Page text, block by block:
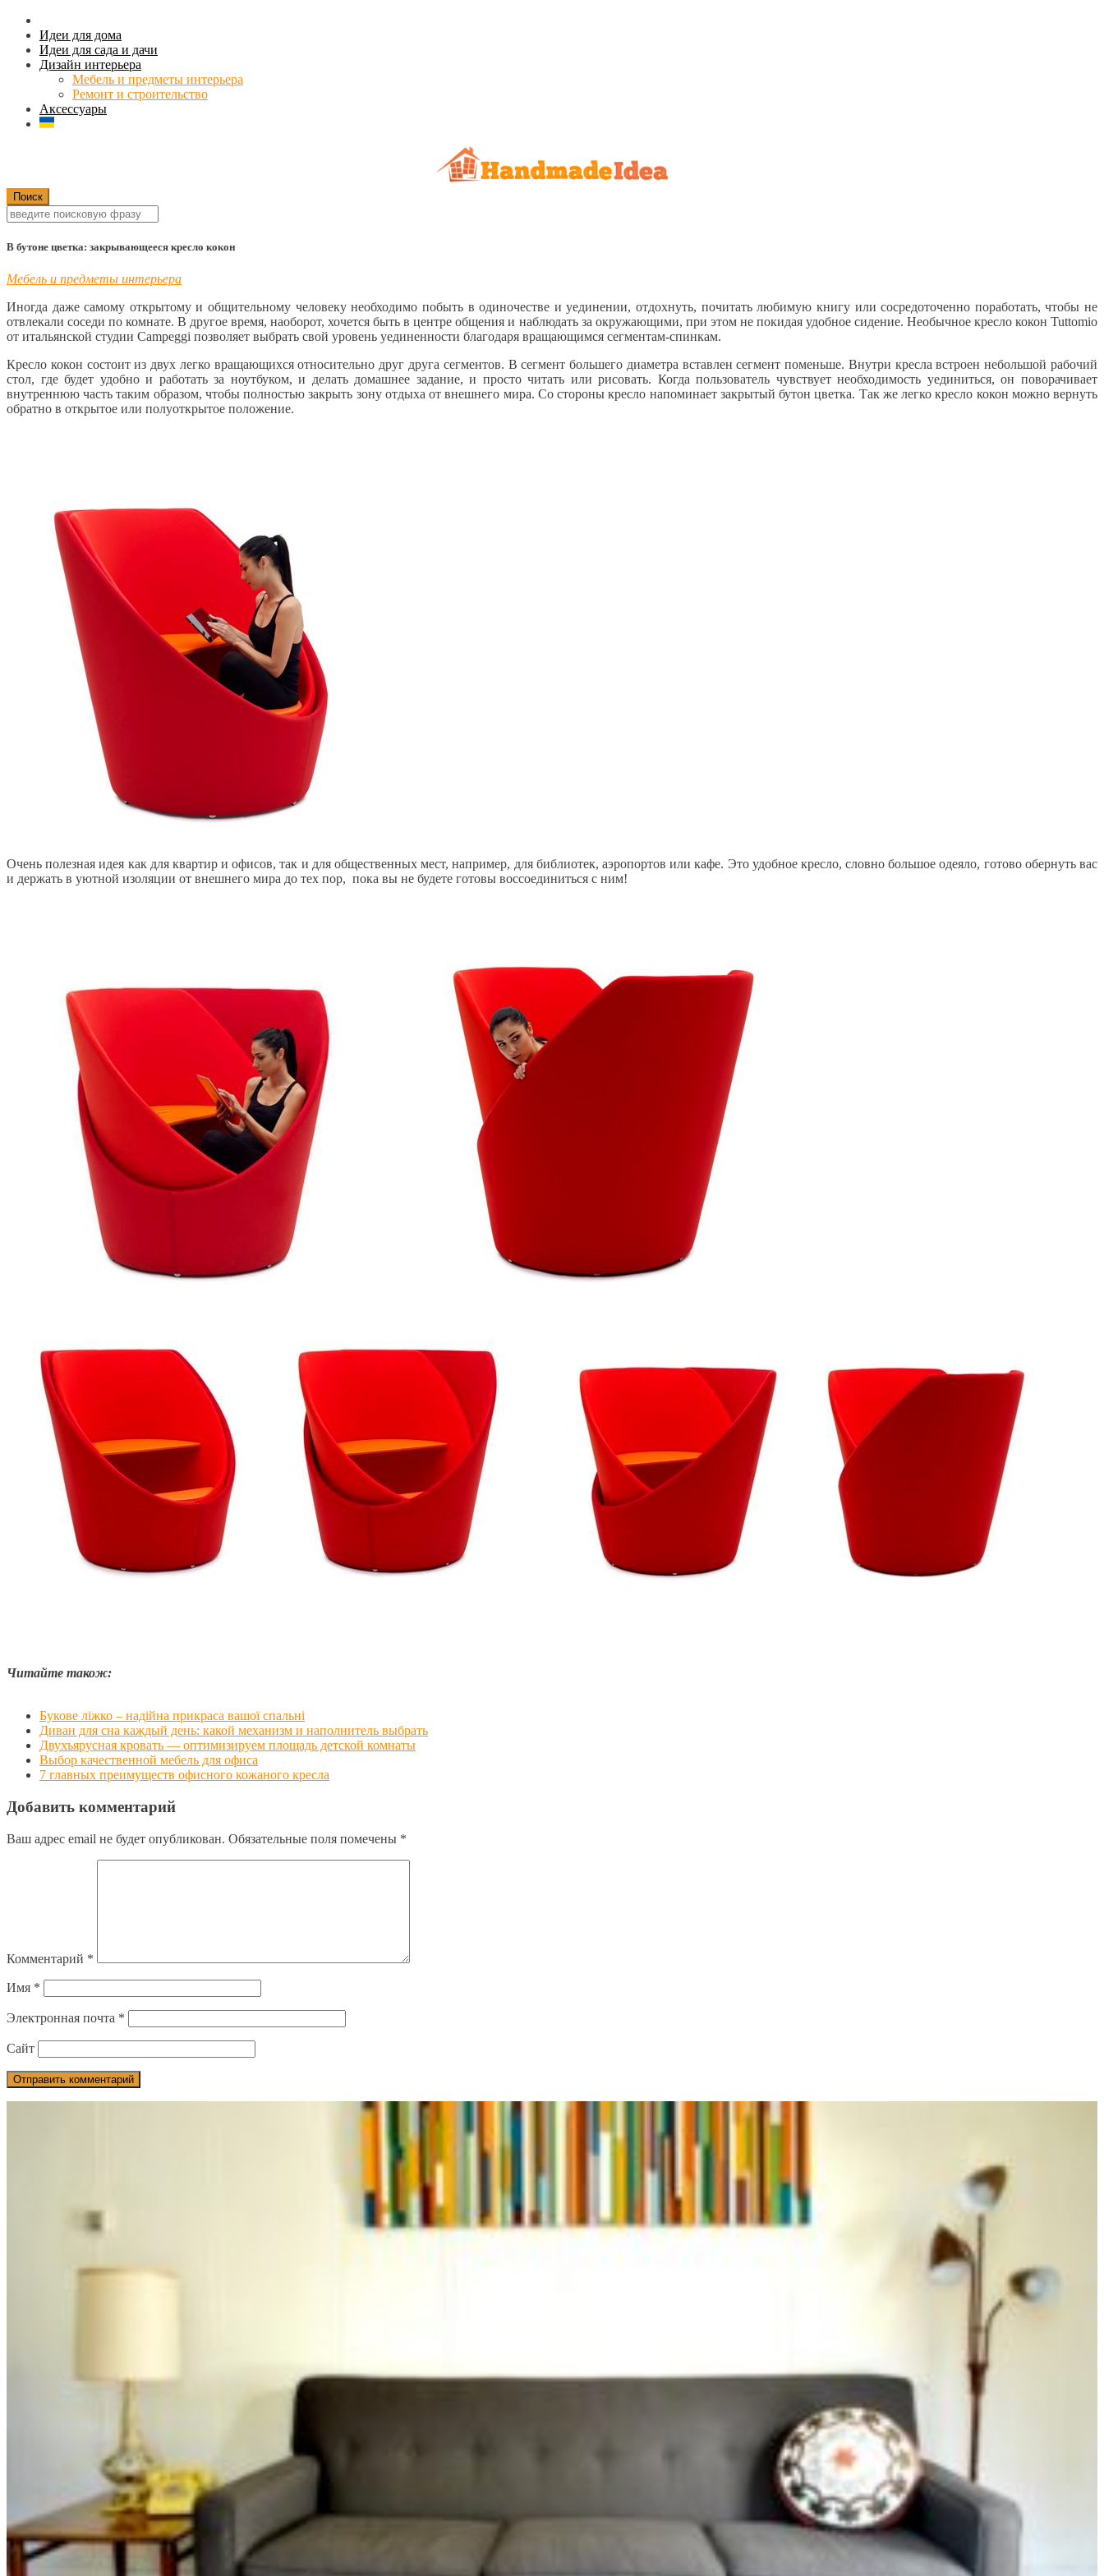
Идеи для дома
Идеи для сада и дачи
Дизайн интерьера
Мебель и предметы интерьера
Ремонт и строительство
Аксессуары
В бутоне цветка: закрывающееся кресло кокон
Мебель и предметы интерьера
Иногда даже самому открытому и общительному человеку необходимо побыть в одиночестве и уединении, отдохнуть, почитать любимую книгу или сосредоточенно поработать, чтобы не
отвлекали соседи по комнате. В другое время, наоборот, хочется быть в центре общения и наблюдать за окружающими, при этом не покидая удобное сидение. Необычное кресло кокон Tuttomio
от итальянской студии Campeggi позволяет выбрать свой уровень уединенности благодаря вращающимся сегментам-спинкам.
Кресло кокон состоит из двух легко вращающихся относительно друг друга сегментов. В сегмент большего диаметра вставлен сегмент поменьше. Внутри кресла встроен небольшой рабочий
стол, где будет удобно и работать за ноутбуком, и делать домашнее задание, и просто читать или рисовать. Когда пользователь чувствует необходимость уединиться, он поворачивает
внутреннюю часть таким образом, чтобы полностью закрыть зону отдыха от внешнего мира. Со стороны кресло напоминает закрытый бутон цветка. Так же легко кресло кокон можно вернуть
обратно в открытое или полуоткрытое положение.
Очень полезная идея как для квартир и офисов, так и для общественных мест, например, для библиотек, аэропортов или кафе. Это удобное кресло, словно большое одеяло, готово обернуть вас
и держать в уютной изоляции от внешнего мира до тех пор, пока вы не будете готовы воссоединиться с ним!
Читайте також:
Букове ліжко – надійна прикраса вашої спальні
Диван для сна каждый день: какой механизм и наполнитель выбрать
Двухъярусная кровать — оптимизируем площадь детской комнаты
Выбор качественной мебель для офиса
7 главных преимуществ офисного кожаного кресла
Добавить комментарий
Ваш адрес email не будет опубликован. Обязательные поля помечены *
Комментарий *
Имя *
Электронная почта *
Сайт